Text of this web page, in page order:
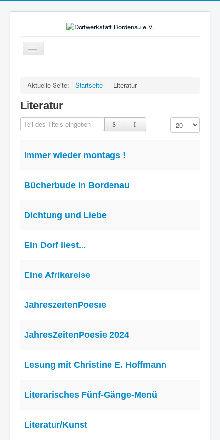
Navigation
an/aus
Gruppen
Der Verein
Projekte
ColorMyLife
Förderer
Kontakte
Presse
Aktuelle Seite: Startseite - Literatur
Literatur
Teil des Titels eingeben Anzeige #
Immer wieder montags !
Bücherbude in Bordenau
Dichtung und Liebe
Ein Dorf liest...
Eine Afrikareise
JahreszeitenPoesie
JahresZeitenPoesie 2024
Lesung mit Christine E. Hoffmann
Literarisches Fünf-Gänge-Menü
Literatur/Kunst